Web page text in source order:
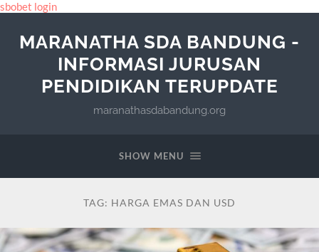
sbobet login
MARANATHA SDA BANDUNG -
INFORMASI JURUSAN
PENDIDIKAN TERUPDATE
maranathasdabandung.org
SHOW MENU
TAG: HARGA EMAS DAN USD